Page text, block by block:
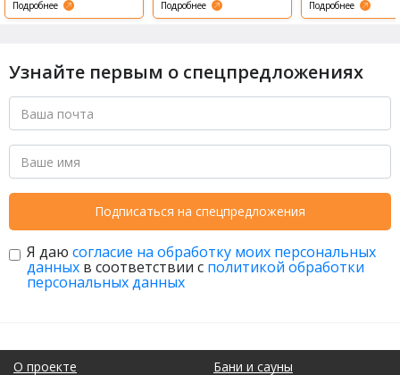
Подробнее
Подробнее
Подробнее
Узнайте первым о спецпредложениях
Подписаться на спецпредложения
Я даю согласие на обработку моих персональных
данных в соответствии с политикой обработки
персональных данных
О проекте
Бани и сауны